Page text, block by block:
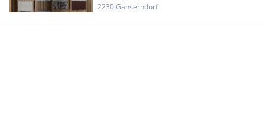
2230 Gänserndorf